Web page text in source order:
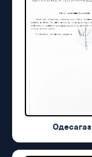
Одесагаз